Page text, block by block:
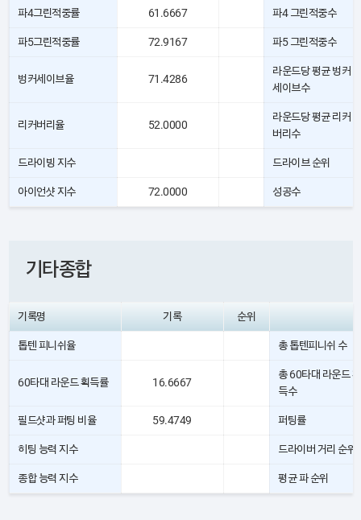
파4그린적중률 61.6667 파4 그린적중수
파5그린적중률 72.9167 파5 그린적중수
벙커세이브율 71.4286
라운드당 평균 벙커
세이브수
리커버리율 52.0000
라운드당 평균 리커
버리수
드라이빙 지수 드라이브 순위
아이언샷 지수 72.0000 성공수
기타종합
기록명 기록 순위
톱텐 피니쉬율 총 톱텐피니쉬 수
60타대 라운드 획득률 16.6667
총 60타대 라운드 획
득수
필드샷과 퍼팅 비율 59.4749 퍼팅률
히팅 능력 지수 드라이버 거리 순위
종합 능력 지수 평균 파 순위